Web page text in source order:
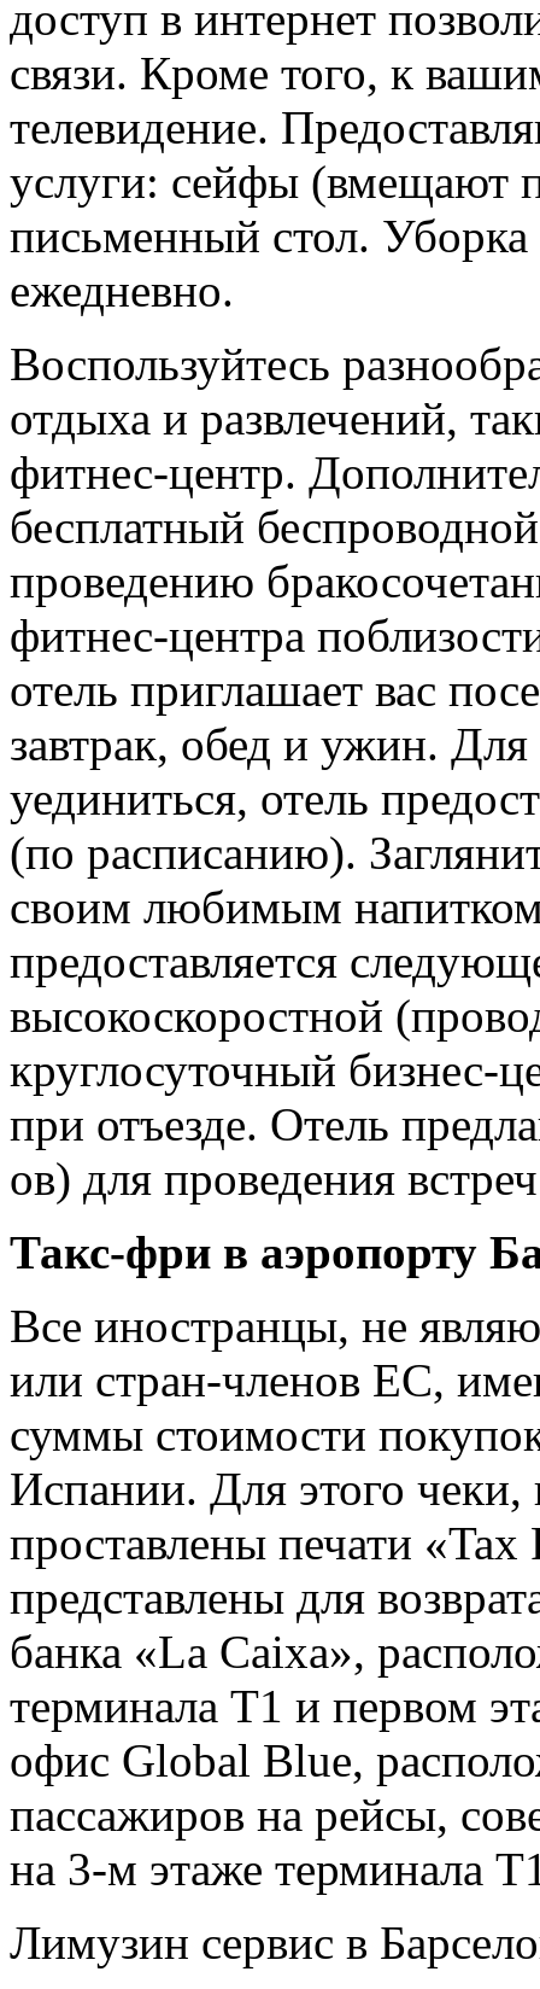
доступ в интернет
связи. Кроме того, к
телевидение.
услуги: сейфы (вмещают
письменный стол. Уборка
ежедневно.
Воспользуйтесь
отдыха и развлечений,
фитнес-центр.
бесплатный
проведению
фитнес-центра
отель приглашает вас
завтрак, обед и ужин. Для
уединиться, отель
(по расписанию).
своим любимым
предоставляется
высокоскоростной
круглосуточный бизнес-
при отъезде. Отель
ов) для проведения
Такс-фри в аэропорту
Все иностранцы, не
или стран-членов ЕС,
суммы стоимости
Испании. Для этого
проставлены печати
представлены для
банка «La Caixa»,
терминала Т1 и первом
офис Global Blue,
пассажиров на рейсы,
на 3-м этаже терминала
Лимузин сервис в